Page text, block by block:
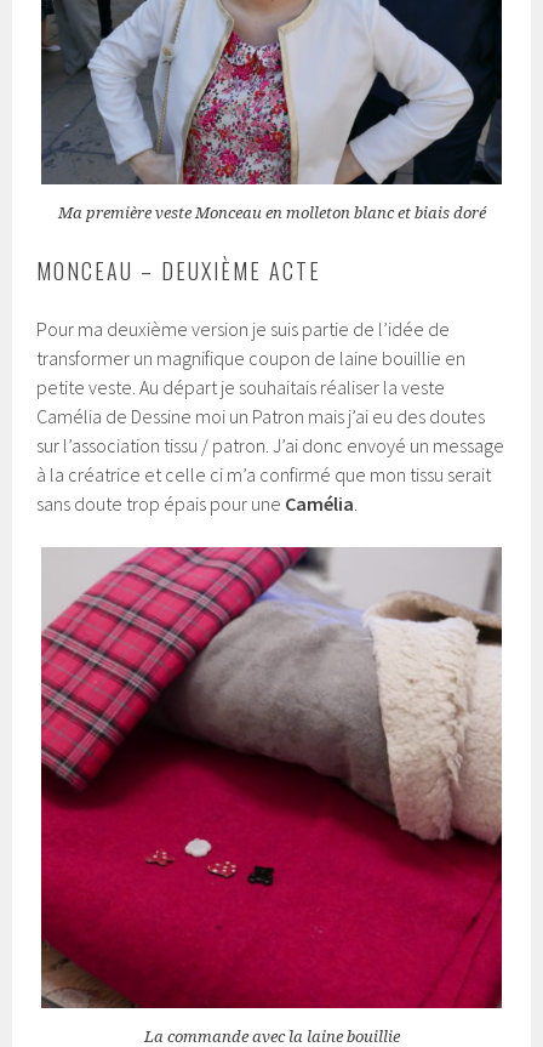
Ma première veste Monceau en molleton blanc et biais doré
MONCEAU – DEUXIÈME ACTE
Pour ma deuxième version je suis partie de l’idée de
transformer un magnifique coupon de laine bouillie en
petite veste. Au départ je souhaitais réaliser la veste
Camélia de Dessine moi un Patron mais j’ai eu des doutes
sur l’association tissu / patron. J’ai donc envoyé un message
à la créatrice et celle ci m’a confirmé que mon tissu serait
sans doute trop épais pour une Camélia.
La commande avec la laine bouillie